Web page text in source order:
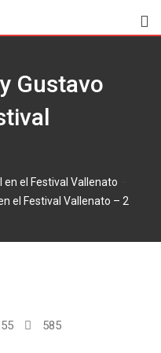
Gustavo
Jorge Celedón sensacional en el Festival‏ Vallenato
el Festival Vallenato – 2
585